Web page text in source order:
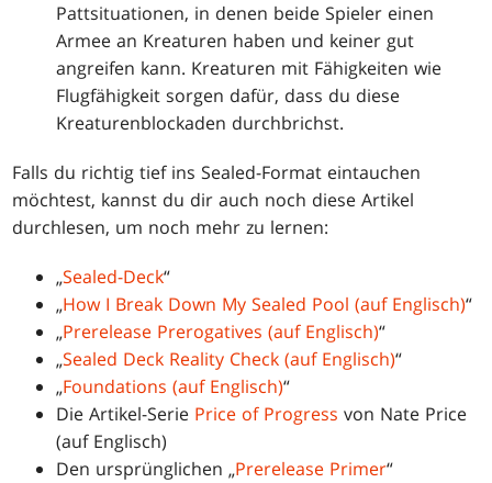
Pattsituationen, in denen beide Spieler einen
Armee an Kreaturen haben und keiner gut
angreifen kann. Kreaturen mit Fähigkeiten wie
Flugfähigkeit sorgen dafür, dass du diese
Kreaturenblockaden durchbrichst.
Falls du richtig tief ins Sealed-Format eintauchen
möchtest, kannst du dir auch noch diese Artikel
durchlesen, um noch mehr zu lernen:
„Sealed-Deck“
„How I Break Down My Sealed Pool (auf Englisch)“
„Prerelease Prerogatives (auf Englisch)“
„Sealed Deck Reality Check (auf Englisch)“
„Foundations (auf Englisch)“
Die Artikel-Serie Price of Progress von Nate Price
(auf Englisch)
Den ursprünglichen „Prerelease Primer“